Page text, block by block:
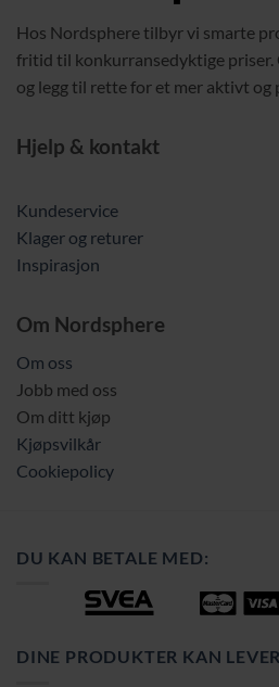
Hos Nordsphere tilbyr vi smarte
fritid til konkurransedyktige priser.
og legg til rette for et mer aktivt og
Hjelp & kontakt
Kundeservice
Klager og returer
Inspirasjon
Om Nordsphere
Om oss
Jobb med oss
Om ditt kjøp
Kjøpsvilkår
Cookiepolicy
DU KAN BETALE MED:
DINE PRODUKTER KAN